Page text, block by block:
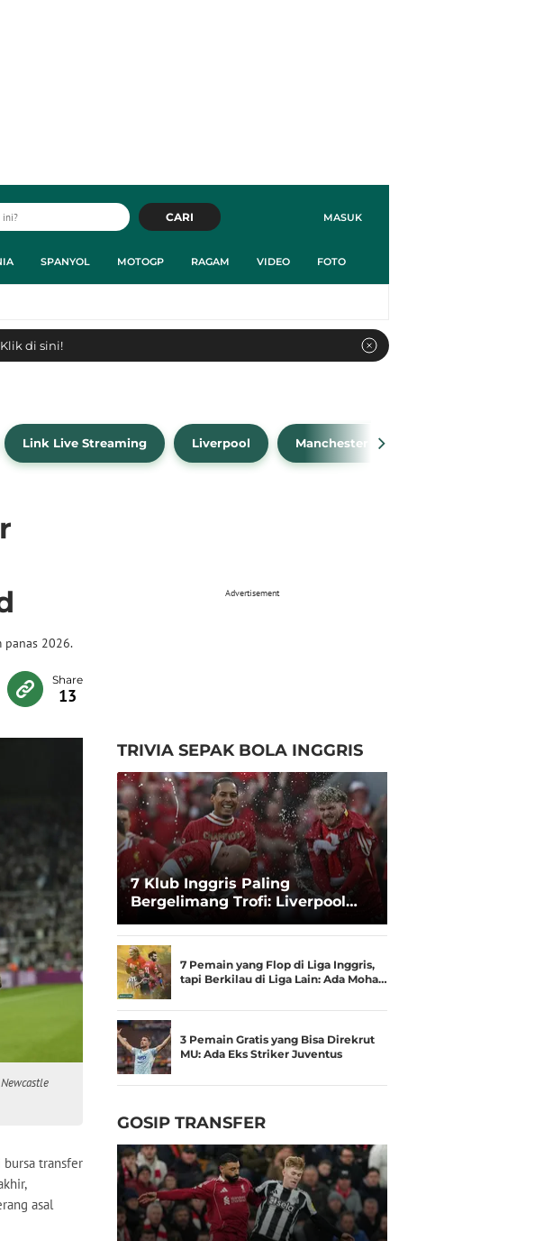
MASUK
CARI
SPANYOL MOTOGP RAGAM VIDEO FOTO
di sini!
Link Live Streaming Liverpool Manchester City
panas 2026.
13
transfer
asal
Advertisement
TRIVIA SEPAK BOLA INGGRIS
7 Klub Inggris Paling
Bergelimang Trofi: Liverpool
7 Pemain yang Flop di Liga Inggris,
tapi Berkilau di Liga Lain: Ada Moha…
3 Pemain Gratis yang Bisa Direkrut
MU: Ada Eks Striker Juventus
GOSIP TRANSFER